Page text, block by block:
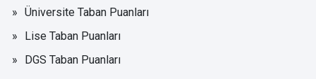
Üniversite Taban Puanları
Lise Taban Puanları
DGS Taban Puanları